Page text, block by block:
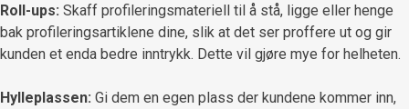
Roll-ups: Skaff profileringsmateriell til å stå, ligge eller henge
bak profileringsartiklene dine, slik at det ser proffere ut og gir
kunden et enda bedre inntrykk. Dette vil gjøre mye for helheten.
Hylleplassen: Gi dem en egen plass der kundene kommer inn,